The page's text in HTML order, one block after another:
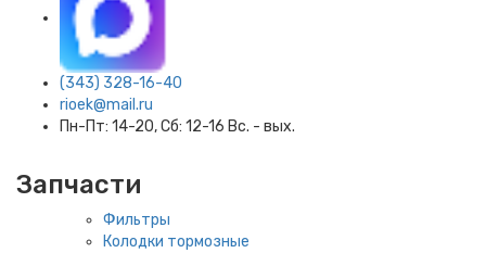
(343) 328-16-40
rioek@mail.ru
Пн-Пт: 14-20, Сб: 12-16 Вс. - вых.
Запчасти
Фильтры
Колодки тормозные